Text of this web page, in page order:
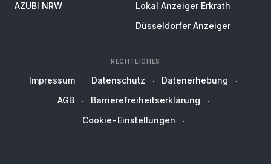
AZUBI NRW
Lokal Anzeiger Erkrath
Düsseldorfer Anzeiger
RECHTLICHES
Impressum Datenschutz
Datenerhebung
AGB
Barrierefreiheitserklärung
Cookie-Einstellungen